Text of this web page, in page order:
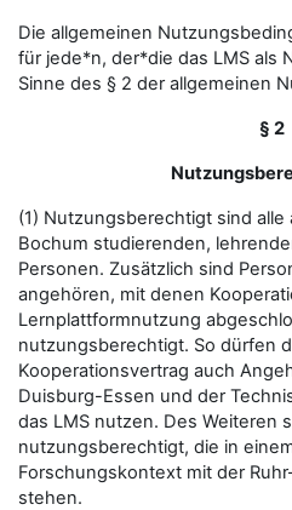
Die allgemeinen
für jede*n, der*die das LMS als
Sinne des § 2 der allgemeinen
§ 2
(1) Nutzungsberechtigt sind alle
Bochum studierenden,
Personen. Zusätzlich sind
angehören, mit denen
Lernplattformnutzung
nutzungsberechtigt. So dürfen
Kooperationsvertrag auch
Duisburg-Essen und der
das LMS nutzen. Des Weiteren
nutzungsberechtigt, die in
Forschungskontext mit der
stehen.